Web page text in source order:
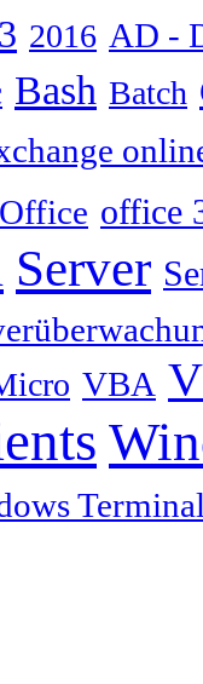
2016 AD -
Bash Batch
Office office
Server
VBA